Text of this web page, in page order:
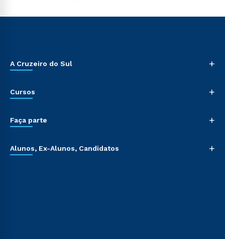
A Cruzeiro do Sul +
Cursos +
Faça parte +
Alunos, Ex-Alunos, Candidatos +